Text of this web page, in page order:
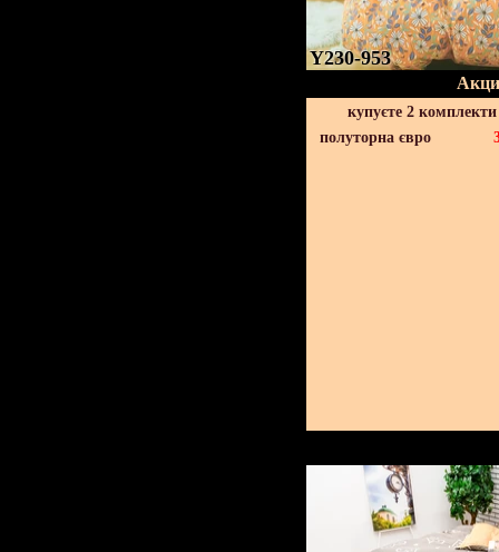
Y230-953
купуєте 2
полуторна євро